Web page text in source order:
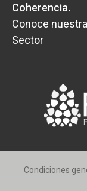
Coherencia.
Conoce
Sector
Condiciones